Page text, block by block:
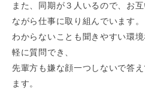
また、同期が３人いるので、お
ながら仕事に取り組んでいます。
わからないことも聞きやすい環
軽に質問でき、
先輩方も嫌な顔一つしないで答
ます。